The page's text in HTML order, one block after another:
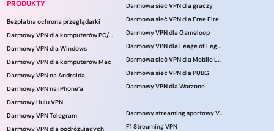
PRODUKTY
Bezpłatna ochrona przeglądarki
Darmowy VPN dla komputerów PC/laptopów
Darmowy VPN dla Windows
Darmowy VPN dla komputerów Mac
Darmowy VPN na Androida
Darmowy VPN na iPhone’a
Darmowy Hulu VPN
Darmowy VPN Telegram
Darmowy VPN dla podróżujących
Darmowa sieć VPN dla graczy
Darmowa sieć VPN dla Free Fire
Darmowy VPN dla Gameloop
Darmowy VPN dla Leage of Legends
Darmowa sieć VPN dla Mobile Legends
Darmowa sieć VPN dla PUBG
Darmowy VPN dla Warzone
Darmowy streaming sportowy VPN
F1 Streaming VPN